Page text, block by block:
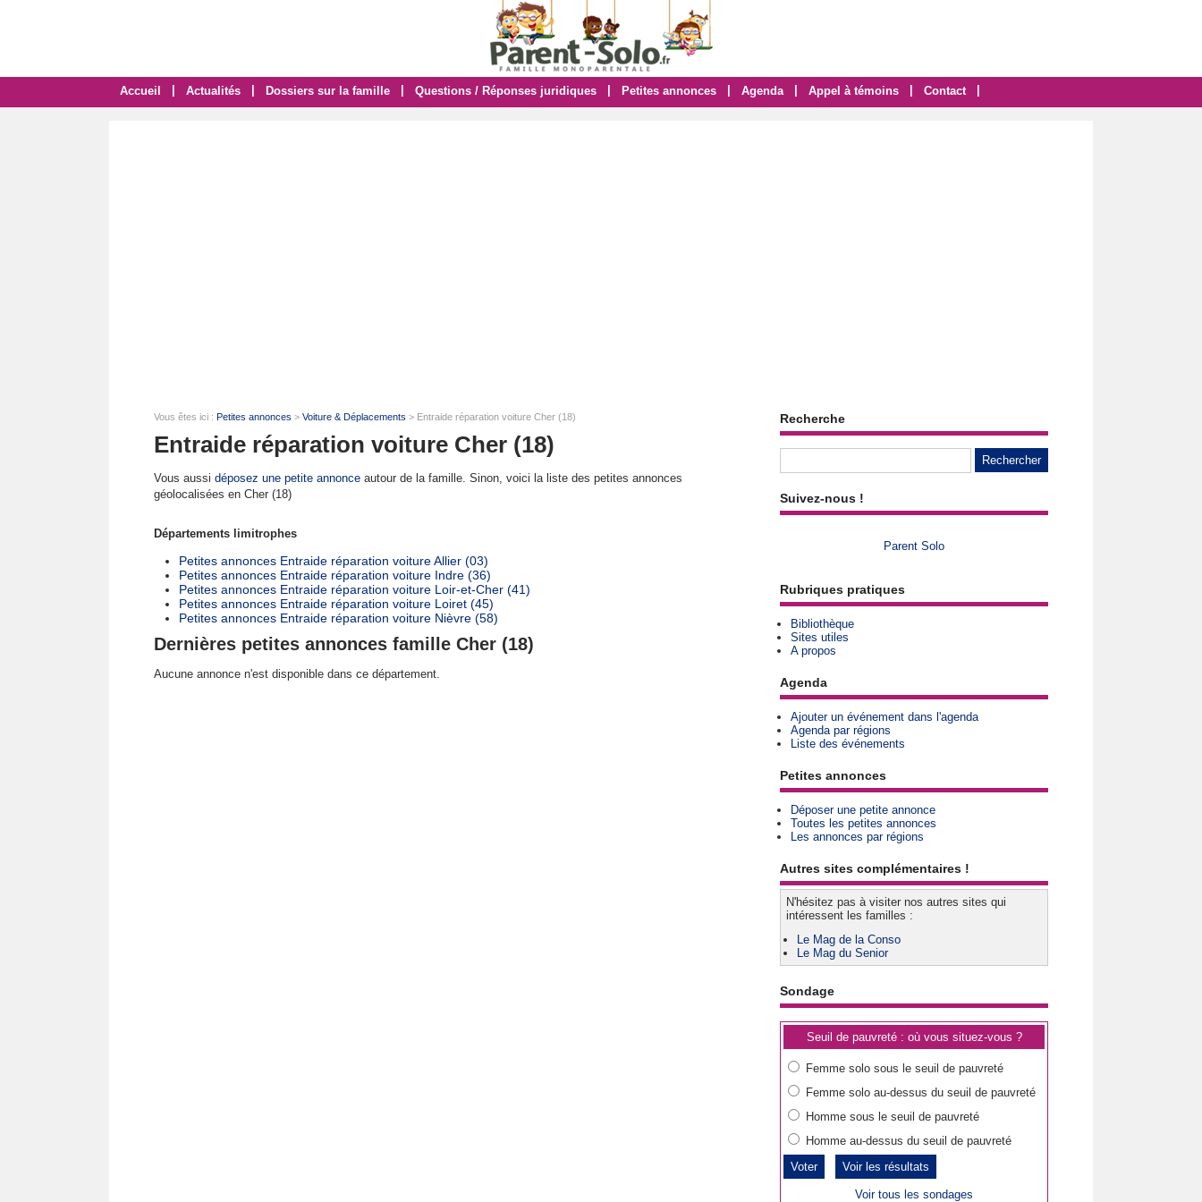
Accueil Actualités Dossiers sur la famille Questions / Réponses juridiques Petites annonces Agenda Appel à témoins Contact
Vous êtes ici : Petites annonces > Voiture & Déplacements > Entraide réparation voiture Cher (18)
Entraide réparation voiture Cher (18)
Vous aussi déposez une petite annonce autour de la famille. Sinon, voici la liste des petites annonces
géolocalisées en Cher (18)
Départements limitrophes
Petites annonces Entraide réparation voiture Allier (03)
Petites annonces Entraide réparation voiture Indre (36)
Petites annonces Entraide réparation voiture Loir-et-Cher (41)
Petites annonces Entraide réparation voiture Loiret (45)
Petites annonces Entraide réparation voiture Nièvre (58)
Dernières petites annonces famille Cher (18)
Aucune annonce n'est disponible dans ce département.
Recherche
Suivez-nous !
Parent Solo
Rubriques pratiques
Bibliothèque
Sites utiles
A propos
Agenda
Ajouter un événement dans l'agenda
Agenda par régions
Liste des événements
Petites annonces
Déposer une petite annonce
Toutes les petites annonces
Les annonces par régions
Autres sites complémentaires !
N'hésitez pas à visiter nos autres sites qui
intéressent les familles :
Le Mag de la Conso
Le Mag du Senior
Sondage
Seuil de pauvreté : où vous situez-vous ?
Femme solo sous le seuil de pauvreté
Femme solo au-dessus du seuil de pauvreté
Homme sous le seuil de pauvreté
Homme au-dessus du seuil de pauvreté
Voir les résultats
Voir tous les sondages